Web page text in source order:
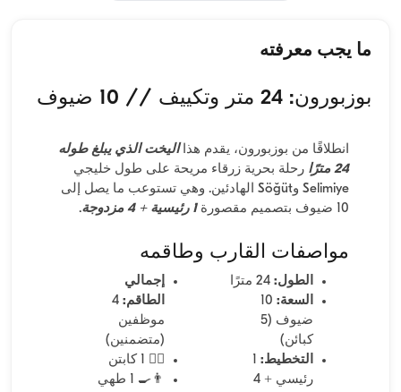
ما يجب معرفته
بوزبورون: 24 متر وتكييف // 10 ضيوف
انطلاقًا من بوزبورون، يقدم هذااليخت الذي يبلغ طوله
24 مترًا
رحلة بحرية زرقاء مريحة على طول خليجي
Selimiye وSöğüt الهادئين. وهي تستوعب ما يصل إلى
10 ضيوف بتصميم مقصورة
1 رئيسية + 4 مزدوجة .
مواصفات القارب وطاقمه
الطول:
السعة: 10
ضيوف (5
كبائن)
التخطيط: 1
رئيسي + 4
إجمالي
الطاقم: 4
موظفين
(متضمنين)
👨‍✈️ 1 كابتن
👨‍🍳 1 طهي